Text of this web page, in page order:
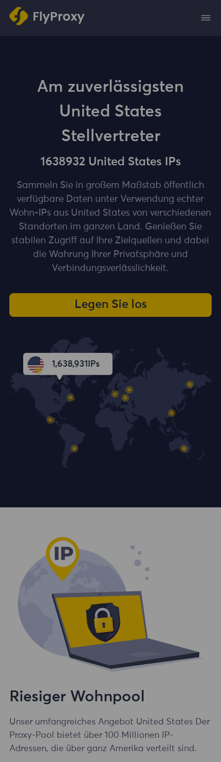
Am zuverlässigsten
United States
Stellvertreter
1638932 United States IPs
Sammeln Sie in großem Maßstab öffentlich
verfügbare Daten unter Verwendung echter
Wohn-IPs aus United States von verschiedenen
Standorten im ganzen Land. Genießen Sie
stabilen Zugriff auf Ihre Zielquellen und dabei
die Wahrung Ihrer Privatsphäre und
Verbindungsverlässlichkeit.
Legen Sie los
1,638,932 IPs
Riesiger Wohnpool
Unser umfangreiches Angebot United States Der
Proxy-Pool bietet über 100 Millionen IP-
Adressen, die über ganz Amerika verteilt sind.